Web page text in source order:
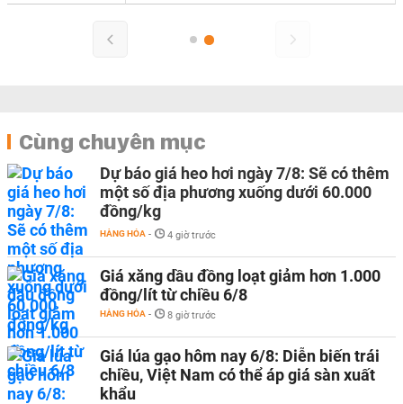
Cùng chuyên mục
Dự báo giá heo hơi ngày 7/8: Sẽ có thêm
một số địa phương xuống dưới 60.000
đồng/kg
HÀNG HÓA - 4 giờ trước
Giá xăng dầu đồng loạt giảm hơn 1.000
đồng/lít từ chiều 6/8
HÀNG HÓA - 8 giờ trước
Giá lúa gạo hôm nay 6/8: Diễn biến trái
chiều, Việt Nam có thể áp giá sàn xuất
khẩu